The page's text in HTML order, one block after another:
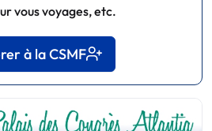
vous voyages, etc.
à la CSMF